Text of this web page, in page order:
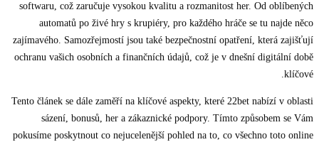
softwaru, což zaručuje vysokou kvalitu a rozmanitost her. Od oblíbených
automatů po živé hry s krupiéry, pro každého hráče se tu najde něco
zajímavého. Samozřejmostí jsou také bezpečnostní opatření, která zajišťují
ochranu vašich osobních a finančních údajů, což je v dnešní digitální době
klíčové.
Tento článek se dále zaměří na klíčové aspekty, které 22bet nabízí v oblasti
sázení, bonusů, her a zákaznické podpory. Tímto způsobem se Vám
pokusíme poskytnout co nejucelenější pohled na to, co všechno toto online